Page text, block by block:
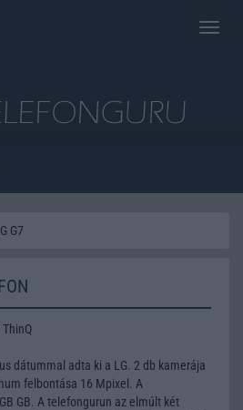
Toggle
G7
ThinQ
dátummal adta ki a LG. 2 db kamerája
felbontása 16 Mpixel. A
GB. A telefongurun az elmúlt két